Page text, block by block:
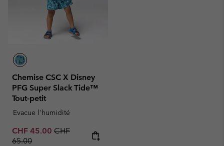
Chemise CSC X Disney
PFG Super Slack Tide™
Tout-petit
Evacue l'humidité
Sale price:
CHF 45.00 Regular price:
CHF
65.00